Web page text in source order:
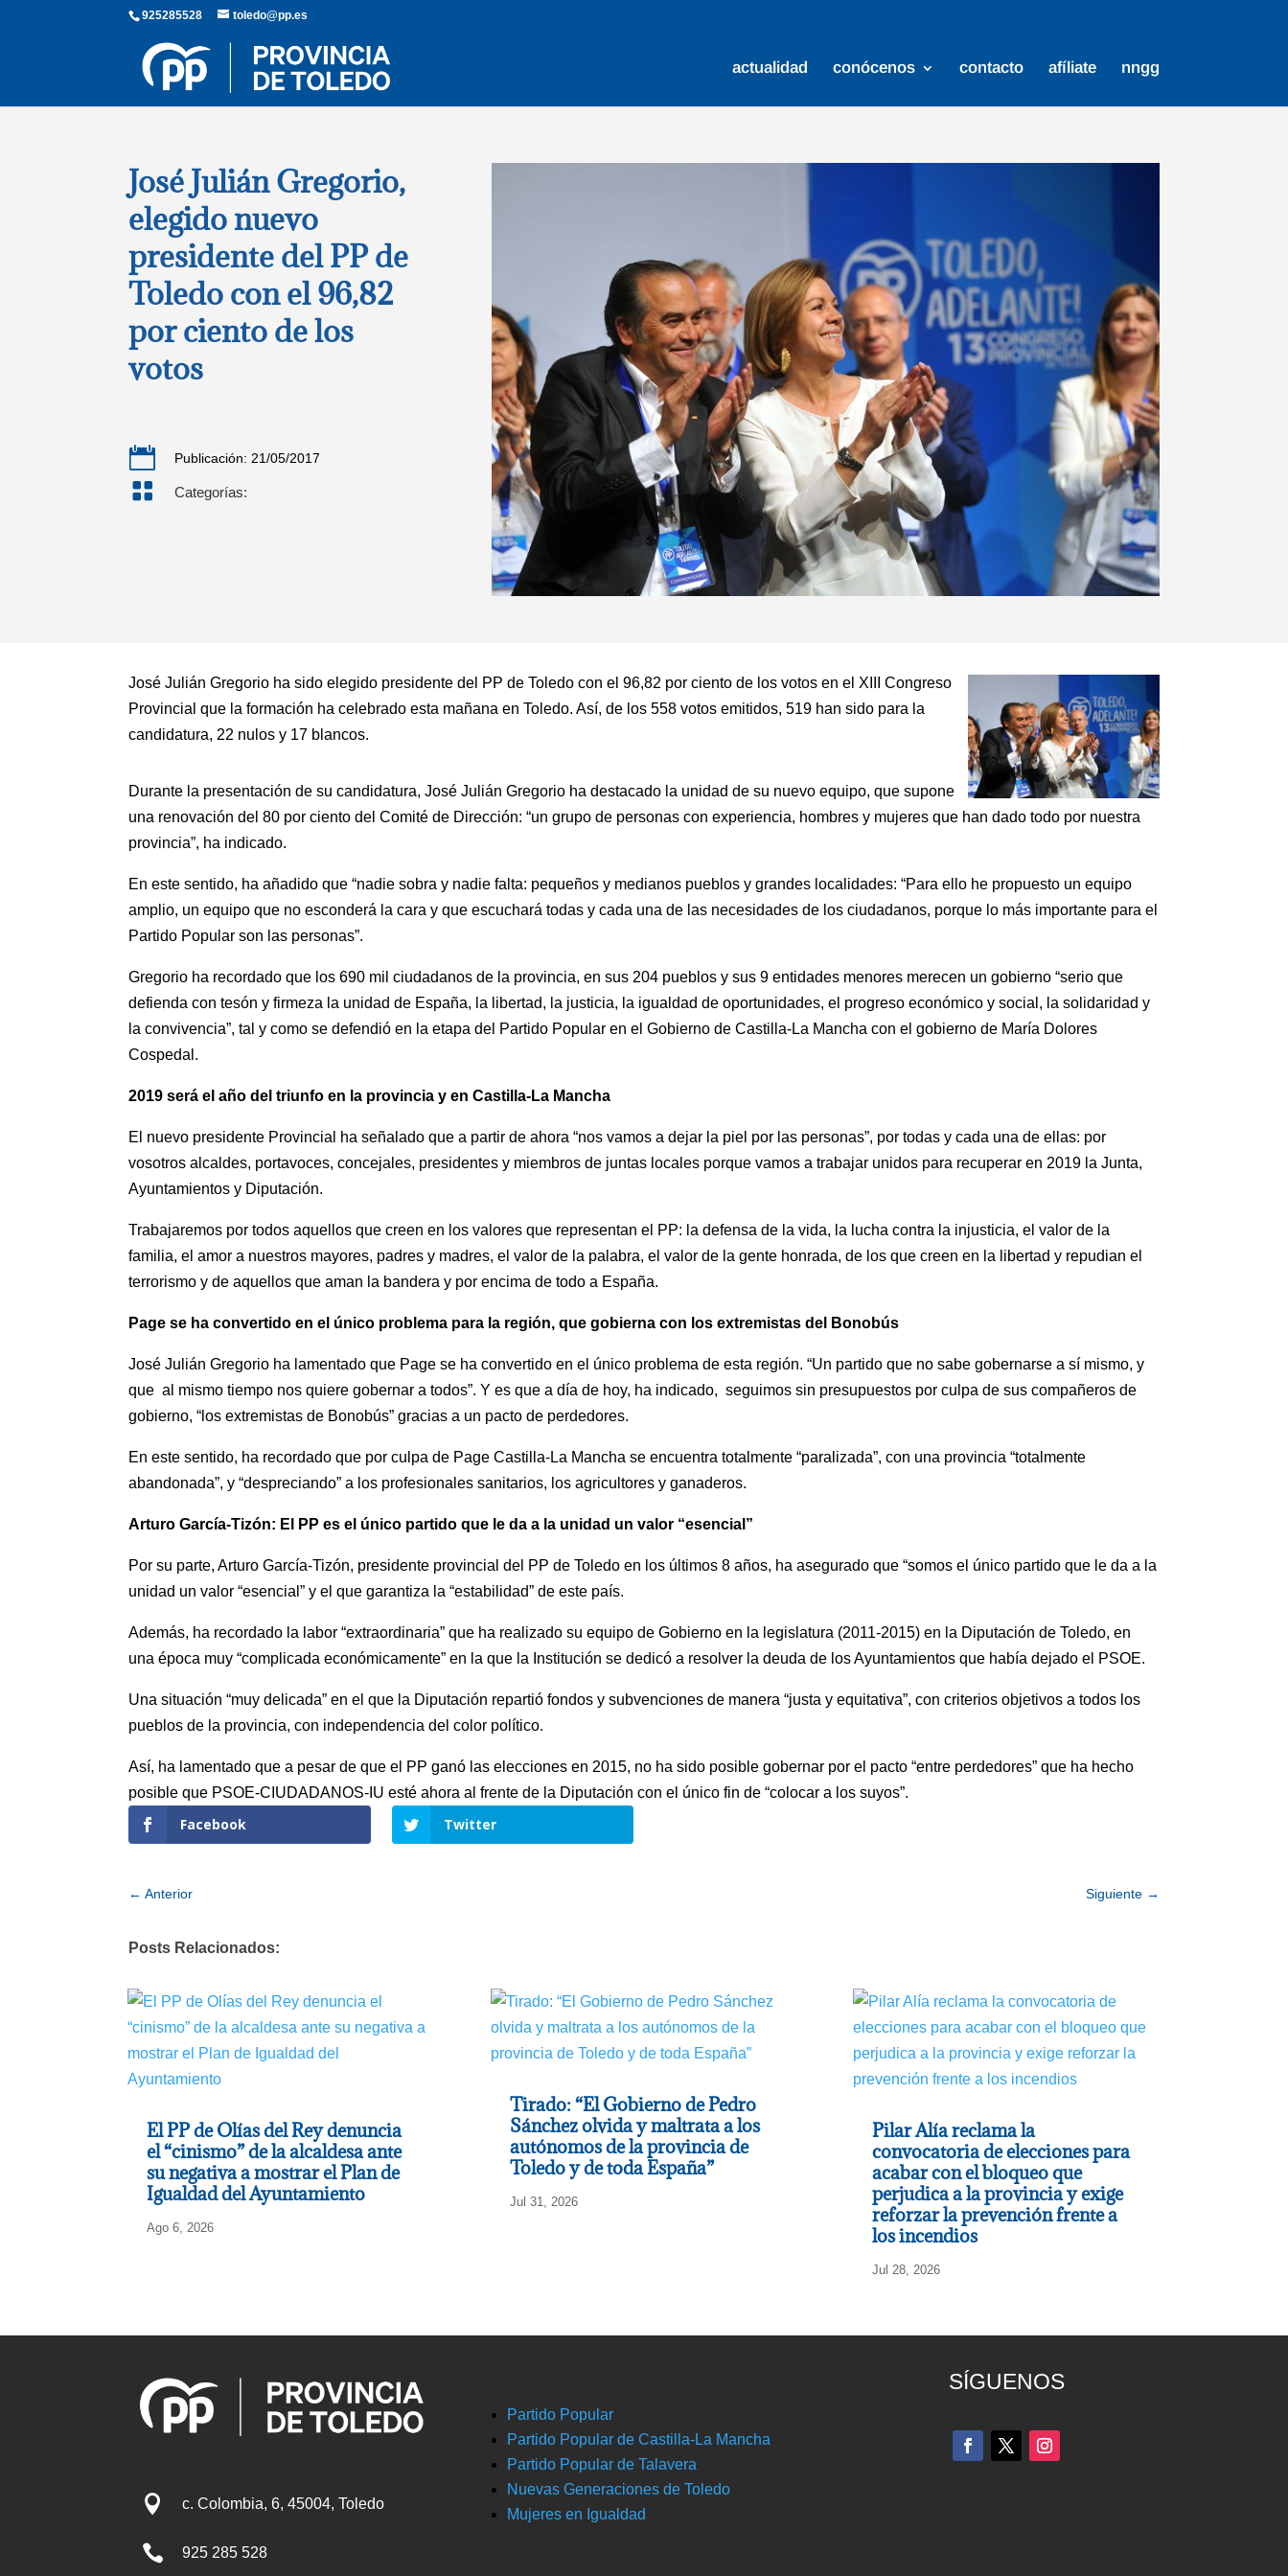
925285528 toledo@pp.es
actualidad conócenos contacto afíliate nngg
José Julián Gregorio,
elegido nuevo
presidente del PP de
Toledo con el 96,82
por ciento de los
votos
 Publicación: 21/05/2017
 Categorías:
José Julián Gregorio ha sido elegido presidente del PP de Toledo con el 96,82 por ciento de los votos en el XIII Congreso
Provincial que la formación ha celebrado esta mañana en Toledo. Así, de los 558 votos emitidos, 519 han sido para la
candidatura, 22 nulos y 17 blancos.
Durante la presentación de su candidatura, José Julián Gregorio ha destacado la unidad de su nuevo equipo, que supone
una renovación del 80 por ciento del Comité de Dirección: “un grupo de personas con experiencia, hombres y mujeres que han dado todo por nuestra
provincia”, ha indicado.
En este sentido, ha añadido que “nadie sobra y nadie falta: pequeños y medianos pueblos y grandes localidades: “Para ello he propuesto un equipo
amplio, un equipo que no esconderá la cara y que escuchará todas y cada una de las necesidades de los ciudadanos, porque lo más importante para el
Partido Popular son las personas”.
Gregorio ha recordado que los 690 mil ciudadanos de la provincia, en sus 204 pueblos y sus 9 entidades menores merecen un gobierno “serio que
defienda con tesón y firmeza la unidad de España, la libertad, la justicia, la igualdad de oportunidades, el progreso económico y social, la solidaridad y
la convivencia”, tal y como se defendió en la etapa del Partido Popular en el Gobierno de Castilla-La Mancha con el gobierno de María Dolores
Cospedal.
2019 será el año del triunfo en la provincia y en Castilla-La Mancha
El nuevo presidente Provincial ha señalado que a partir de ahora “nos vamos a dejar la piel por las personas”, por todas y cada una de ellas: por
vosotros alcaldes, portavoces, concejales, presidentes y miembros de juntas locales porque vamos a trabajar unidos para recuperar en 2019 la Junta,
Ayuntamientos y Diputación.
Trabajaremos por todos aquellos que creen en los valores que representan el PP: la defensa de la vida, la lucha contra la injusticia, el valor de la
familia, el amor a nuestros mayores, padres y madres, el valor de la palabra, el valor de la gente honrada, de los que creen en la libertad y repudian el
terrorismo y de aquellos que aman la bandera y por encima de todo a España.
Page se ha convertido en el único problema para la región, que gobierna con los extremistas del Bonobús
José Julián Gregorio ha lamentado que Page se ha convertido en el único problema de esta región. “Un partido que no sabe gobernarse a sí mismo, y
que al mismo tiempo nos quiere gobernar a todos”. Y es que a día de hoy, ha indicado, seguimos sin presupuestos por culpa de sus compañeros de
gobierno, “los extremistas de Bonobús” gracias a un pacto de perdedores.
En este sentido, ha recordado que por culpa de Page Castilla-La Mancha se encuentra totalmente “paralizada”, con una provincia “totalmente
abandonada”, y “despreciando” a los profesionales sanitarios, los agricultores y ganaderos.
Arturo García-Tizón: El PP es el único partido que le da a la unidad un valor “esencial”
Por su parte, Arturo García-Tizón, presidente provincial del PP de Toledo en los últimos 8 años, ha asegurado que “somos el único partido que le da a la
unidad un valor “esencial” y el que garantiza la “estabilidad” de este país.
Además, ha recordado la labor “extraordinaria” que ha realizado su equipo de Gobierno en la legislatura (2011-2015) en la Diputación de Toledo, en
una época muy “complicada económicamente” en la que la Institución se dedicó a resolver la deuda de los Ayuntamientos que había dejado el PSOE.
Una situación “muy delicada” en el que la Diputación repartió fondos y subvenciones de manera “justa y equitativa”, con criterios objetivos a todos los
pueblos de la provincia, con independencia del color político.
Así, ha lamentado que a pesar de que el PP ganó las elecciones en 2015, no ha sido posible gobernar por el pacto “entre perdedores” que ha hecho
posible que PSOE-CIUDADANOS-IU esté ahora al frente de la Diputación con el único fin de “colocar a los suyos”.
Facebook Twitter
←Anterior Siguiente→
Posts Relacionados:
El PP de Olías del Rey denuncia
el “cinismo” de la alcaldesa ante
su negativa a mostrar el Plan de
Igualdad del Ayuntamiento
Ago 6, 2026
Tirado: “El Gobierno de Pedro
Sánchez olvida y maltrata a los
autónomos de la provincia de
Toledo y de toda España”
Jul 31, 2026
Pilar Alía reclama la
convocatoria de elecciones para
acabar con el bloqueo que
perjudica a la provincia y exige
reforzar la prevención frente a
los incendios
Jul 28, 2026
 c. Colombia, 6, 45004, Toledo
 925 285 528
Partido Popular
Partido Popular de Castilla-La Mancha
Partido Popular de Talavera
Nuevas Generaciones de Toledo
Mujeres en Igualdad
SÍGUENOS